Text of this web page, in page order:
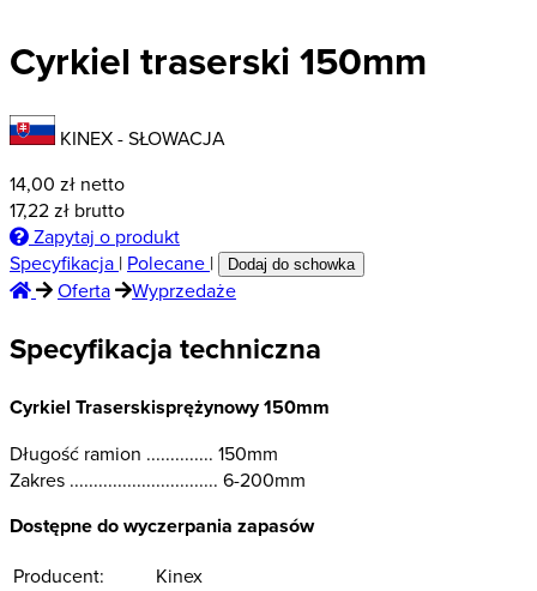
Cyrkiel traserski 150mm
KINEX - SŁOWACJA
14,00 zł netto
17,22zł brutto
Zapytaj o produkt
Specyfikacja | Polecane | Dodaj do schowka
Oferta Wyprzedaże
Specyfikacja techniczna
Cyrkiel Traserskisprężynowy 150mm
Długość ramion .............. 150mm
Zakres ............................... 6-200mm
Dostępne do wyczerpania zapasów
Producent:
Kinex